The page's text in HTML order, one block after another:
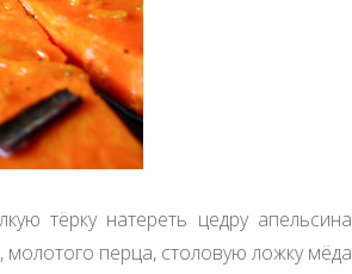
тёрку натереть цедру апельсина
молотого перца, столовую ложку мёда